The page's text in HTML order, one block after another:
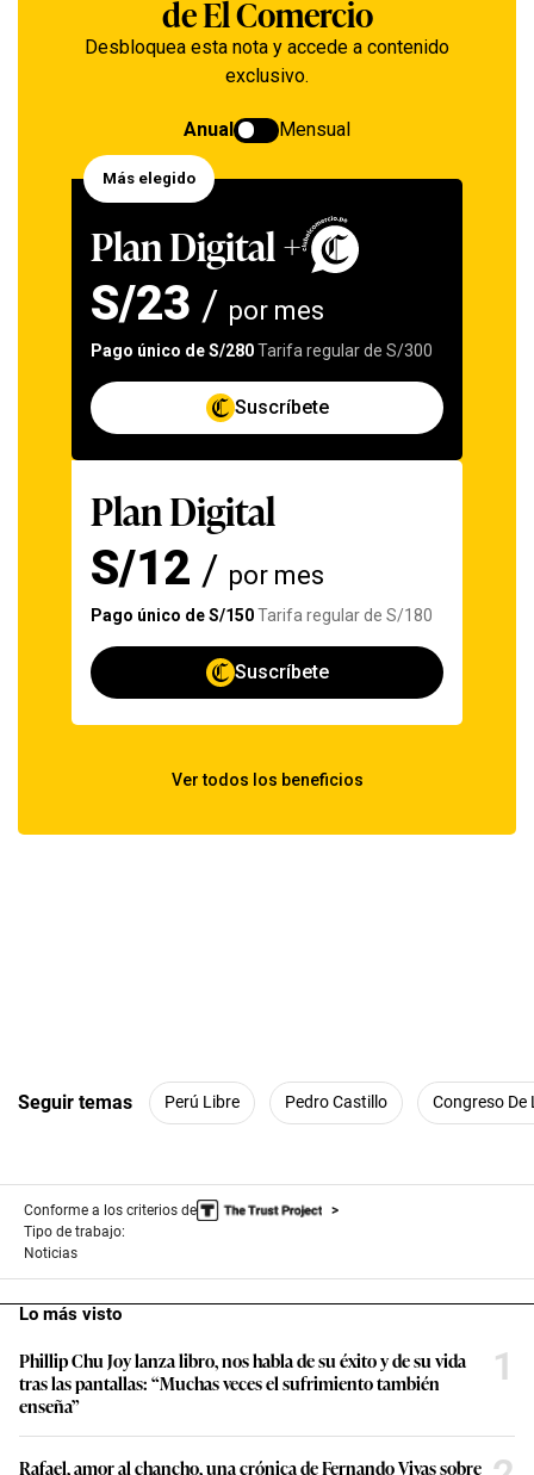
Seguir temas Perú Libre Pedro Castillo Congreso De
Conforme a los criterios de
Tipo de trabajo:
Noticias
Lo más visto
Phillip Chu Joy lanza libro, nos habla de su éxito y de su vida
tras las pantallas: “Muchas veces el sufrimiento también
enseña”
1
Rafael, amor al chancho, una crónica de Fernando Vivas sobre